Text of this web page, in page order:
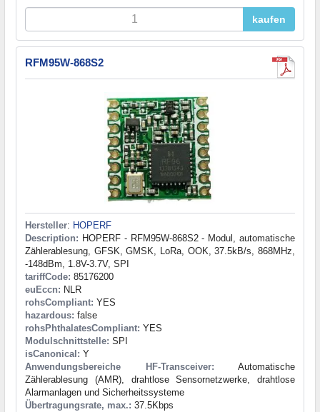
kaufen
RFM95W-868S2
Hersteller: HOPERF
Description: HOPERF - RFM95W-868S2 - Modul, automatische
Zählerablesung, GFSK, GMSK, LoRa, OOK, 37.5kB/s, 868MHz,
-148dBm, 1.8V-3.7V, SPI
tariffCode: 85176200
euEccn: NLR
rohsCompliant: YES
hazardous: false
rohsPhthalatesCompliant: YES
Modulschnittstelle: SPI
isCanonical: Y
Anwendungsbereiche HF-Transceiver: Automatische
Zählerablesung (AMR), drahtlose Sensornetzwerke, drahtlose
Alarmanlagen und Sicherheitssysteme
Übertragungsrate, max.: 37.5Kbps